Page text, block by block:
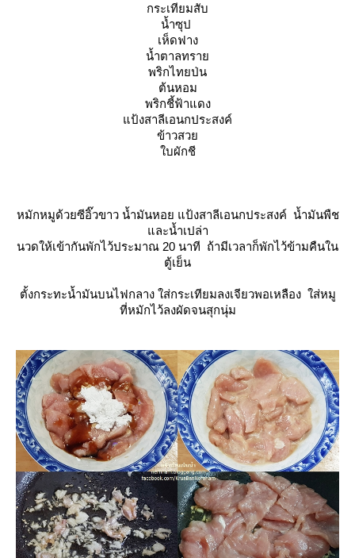
กระเทียมสับ
น้ำซุป
เห็ดฟาง
น้ำตาลทรา
พริกไทยป่น
ต้นหอม
พริกชี้ฟ้าแดง
ป้งสาลีเอนกประสงค์
ข้าวสว
บผักชี
หมักหมูด้วยซีอิ๊วขาว น้ำมันหอย แป้งสาลีเอนกประสงค์ น้ำมันพืช
ละน้ำเปล่า
นวดให้เข้ากันพักไว้ประมาณ 20 นาที ถ้ามีเวลาก็พักไว้ข้ามคืนใน
ตู้เย็น
ตั้งกระทะน้ำมันบนไฟกลาง ใส่กระเทียมลงเจียวพอเหลือง ใส่หมู
ที่หมักไว้ลงผัดจนสุกนุ่ม